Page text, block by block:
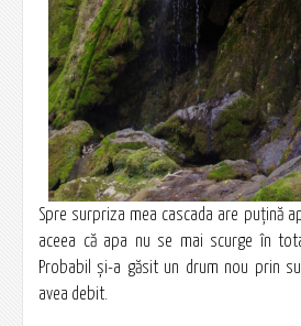
Spre surpriza mea cascada are puțină
aceea că apa nu se mai scurge în
Probabil și-a găsit un drum nou prin
avea debit.